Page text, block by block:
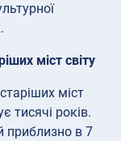
міст світу
міст
тисячі років.
приблизно в 7